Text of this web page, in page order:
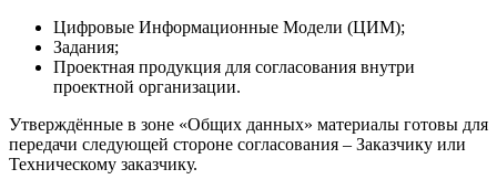
Цифровые Информационные Модели (ЦИМ);
Задания;
Проектная продукция для согласования внутри
проектной организации.
Утверждённые в зоне «Общих данных» материалы готовы для
передачи следующей стороне согласования – Заказчику или
Техническому заказчику.